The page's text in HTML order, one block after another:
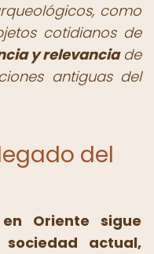
como
cotidianos de
y relevanciade
antiguas del
del
Oriente sigue
actual,